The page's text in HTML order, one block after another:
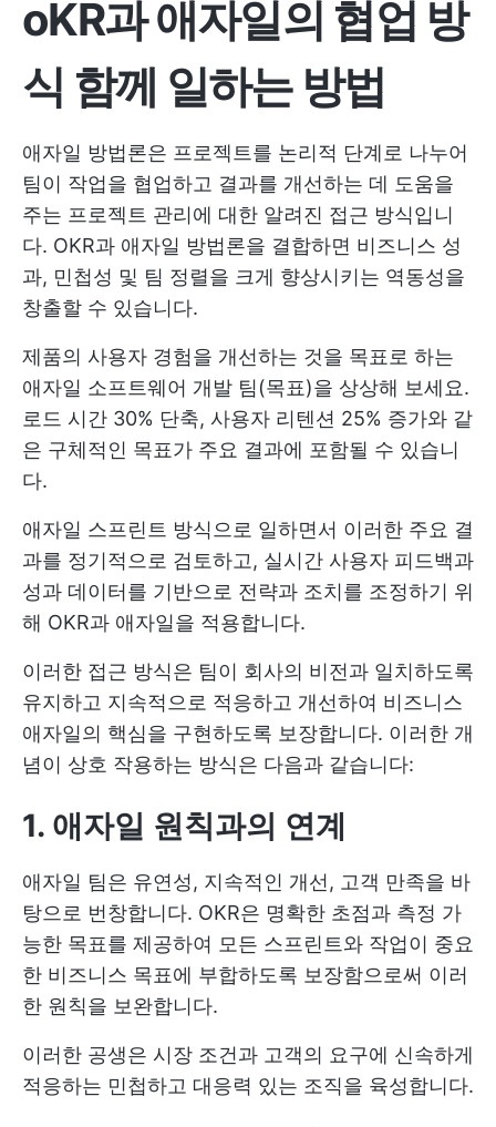
oKR과 애자일의 협업 방
식 함께 일하는 방법
애자일 방법론은 프로젝트를 논리적 단계로 나누어
팀이 작업을 협업하고 결과를 개선하는 데 도움을
주는 프로젝트 관리에 대한 알려진 접근 방식입니
다. OKR과 애자일 방법론을 결합하면 비즈니스 성
과, 민첩성 및 팀 정렬을 크게 향상시키는 역동성을
창출할 수 있습니다.
제품의 사용자 경험을 개선하는 것을 목표로 하는
애자일 소프트웨어 개발 팀(목표)을 상상해 보세요.
로드 시간 30% 단축, 사용자 리텐션 25% 증가와 같
은 구체적인 목표가 주요 결과에 포함될 수 있습니
다.
애자일 스프린트 방식으로 일하면서 이러한 주요 결
과를 정기적으로 검토하고, 실시간 사용자 피드백과
성과 데이터를 기반으로 전략과 조치를 조정하기 위
해 OKR과 애자일을 적용합니다.
이러한 접근 방식은 팀이 회사의 비전과 일치하도록
유지하고 지속적으로 적응하고 개선하여 비즈니스
애자일의 핵심을 구현하도록 보장합니다. 이러한 개
념이 상호 작용하는 방식은 다음과 같습니다:
1. 애자일 원칙과의 연계
애자일 팀은 유연성, 지속적인 개선, 고객 만족을 바
탕으로 번창합니다. OKR은 명확한 초점과 측정 가
능한 목표를 제공하여 모든 스프린트와 작업이 중요
한 비즈니스 목표에 부합하도록 보장함으로써 이러
한 원칙을 보완합니다.
이러한 공생은 시장 조건과 고객의 요구에 신속하게
적응하는 민첩하고 대응력 있는 조직을 육성합니다.